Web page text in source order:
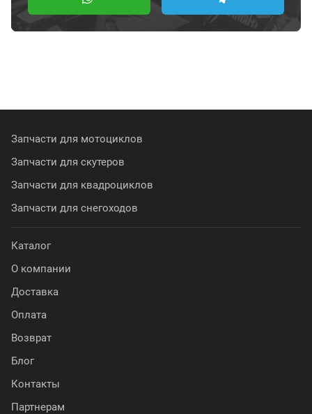
Запчасти для мотоциклов
Запчасти для скутеров
Запчасти для квадроциклов
Запчасти для снегоходов
Каталог
О компании
Доставка
Оплата
Возврат
Блог
Контакты
Партнерам